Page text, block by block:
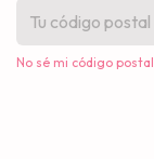
No sé mi código postal